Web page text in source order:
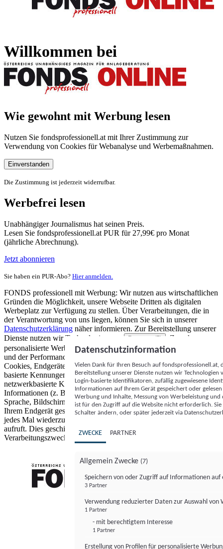
Willkommen bei
Wie gewohnt mit Werbung lesen
Nutzen Sie fondsprofessionell.at mit Ihrer Zustimmung zur
Verwendung von Cookies für Webanalyse und Werbemaßnahmen.
Einverstanden
Die Zustimmung ist jederzeit widerrufbar.
Werbefrei lesen
Unabhängiger Journalismus hat seinen Preis.
Lesen Sie fondsprofessionell.at PUR für 27,99€ pro Monat
(jährliche Abrechnung).
Jetzt abonnieren
Sie haben ein PUR-Abo? Hier anmelden.
FONDS professionell mit Werbung: Wir nutzen aus wirtschaftlichen
Gründen die Möglichkeit, unsere Webseite Dritten als digitalen
Werbeplatz zur Verfügung zu stellen. Über Verarbeitungen, die in
der Verantwortung von uns liegen, können Sie sich in unserer
Datenschutzerklärung näher informieren. Zur Bereitstellung unserer
Dienste nutzen wir Technologien von
Partnern (5)
. Zwecke:
personalisierte Werbung und Inhalte, Messung von Werbeleistung
und der Performance von Inhalten sowie Zielgruppenforschung.
Cookies, Endgeräte- oder ähnliche Online-Kennungen (z. B. login-
basierte Kennungen, zufällig generierte Kennungen,
netzwerkbasierte Kennungen) können zusammen mit anderen
Informationen (z. B. Browsertyp und Browserinformationen,
Sprache, Bildschirmgröße, unterstützte Technologien usw.) auf
Ihrem Endgerät gespeichert oder von dort ausgelesen werden, um es
jedes Mal wiederzuerkennen, wenn es eine App oder einer Webseite
aufruft. Dies geschieht für einen oder mehrere der hier aufgeführten
Verarbeitungszwecke.
Datenschutzinformation
Vielen Dank für Ihren Besuch auf
Bereitstellung unserer Dienste nutzen wir Technologien
Login-basierte Identifikatoren, zufällig zugewiesene
Informationen auf Ihrem Gerät gespeichert oder
Werbung und Inhalte, Messung von Werbeleistung
ist für den Zugriff auf die Website nicht erforderlich.
Schalter ändern, oder später jederzeit via
ZWECKE PARTNER
Allgemein Zwecke (7)
Speichern von oder Zugriff auf Informationen auf
3 Partner
Verwendung reduzierter Daten zur Auswahl von
1 Partner
- mit berechtigtem Interesse
1 Partner
Erstellung von Profilen für personalisierte
FONDS professionell